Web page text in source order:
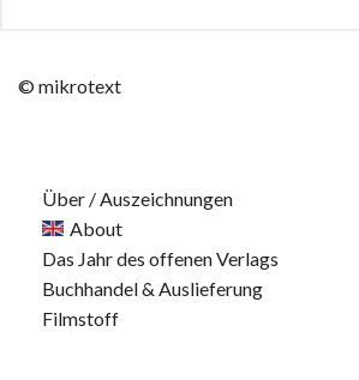
© mikrotext
Über / Auszeichnungen
About
Das Jahr des offenen Verlags
Buchhandel & Auslieferung
Filmstoff